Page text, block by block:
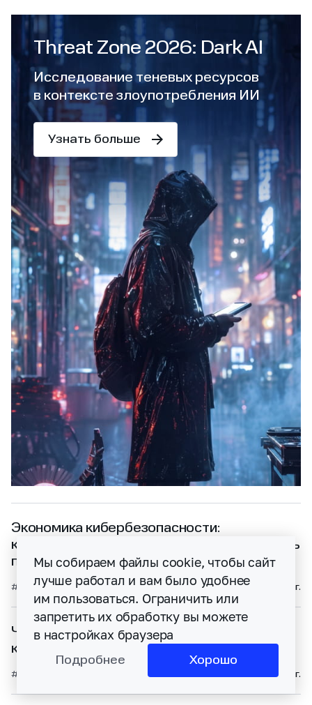
Threat Zone 2026: Dark AI
Исследование теневых ресурсов
в контексте злоупотребления ИИ
Узнать больше
Экономика кибербезопасности:
как предотвращать инциденты и управлять
последствиями
#рекомендации #аналитика#инструменты 29 июля 2026 г.
Что такое EDR: комплексная защита
конечных точек
#атаки 27 июля 2026 г.
Мы собираем файлы cookie, чтобы сайт
лучше работал и вам было удобнее
им пользоваться. Ограничить или
запретить их обработку вы можете
в настройках браузера
Подробнее Хорошо